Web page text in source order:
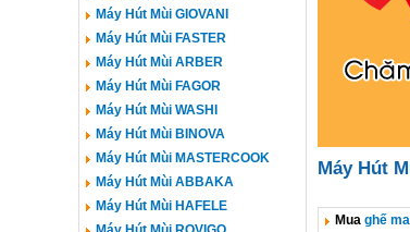
Máy Hút Mùi GIOVANI
Máy Hút Mùi FASTER
Máy Hút Mùi ARBER
Máy Hút Mùi FAGOR
Máy Hút Mùi WASHI
Máy Hút Mùi BINOVA
Máy Hút Mùi MASTERCOOK
Máy Hút Mùi ABBAKA
Máy Hút Mùi HAFELE
Máy Hút
Mua ghế